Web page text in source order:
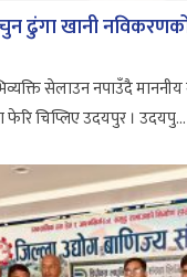
ढुंगा खानी
सेलाउन नपाउँदै
चिप्लिए उदयपुर । उदयपु...